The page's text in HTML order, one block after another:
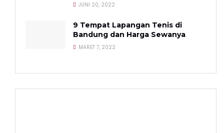
JUNI 20, 2022
9 Tempat Lapangan Tenis di
Bandung dan Harga Sewanya
MARET 7, 2022